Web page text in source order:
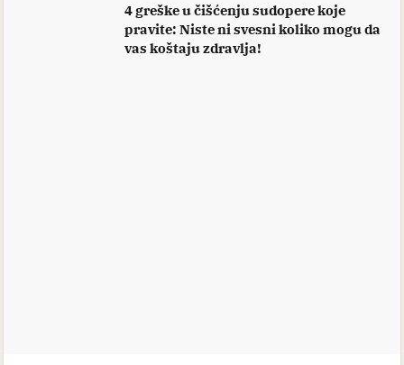
4 greške u čišćenju sudopere koje
pravite: Niste ni svesni koliko mogu da
vas koštaju zdravlja!